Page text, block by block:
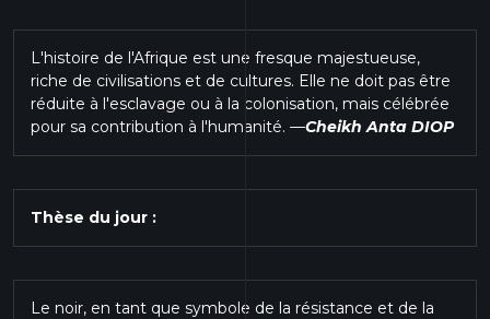
L'histoire de l'Afrique est une fresque majestueuse,
riche de civilisations et de cultures. Elle ne doit pas être
réduite à l'esclavage ou à la colonisation, mais célébrée
pour sa contribution à l'humanité. —Cheikh Anta DIOP
Thèse du jour :
Le noir, en tant que symbole de la résistance et de la